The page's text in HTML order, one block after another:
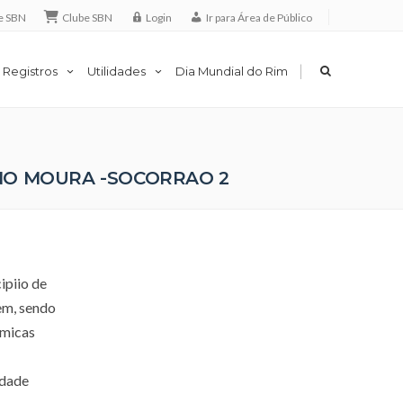
SBN Clube SBN Login Ir para Área de Público
Registros Utilidades Dia Mundial do Rim |
MOURA -SOCORRAO 2
de
sendo